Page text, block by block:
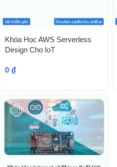
Khóa Học AWS Serverless
Design Cho IoT
0 ₫